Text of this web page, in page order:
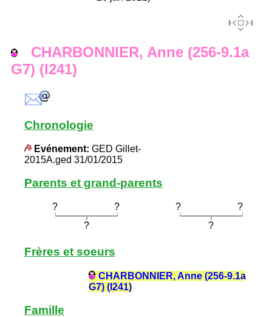
CHARBONNIER, Anne (256-9.1a
G7) (I241)
Chronologie
Evénement: GED Gillet-
2015A.ged 31/01/2015
Parents et grand-parents
? ? ?
?
?
?
Frères et soeurs
CHARBONNIER, Anne (256-9.1a
G7) (I241)
Famille